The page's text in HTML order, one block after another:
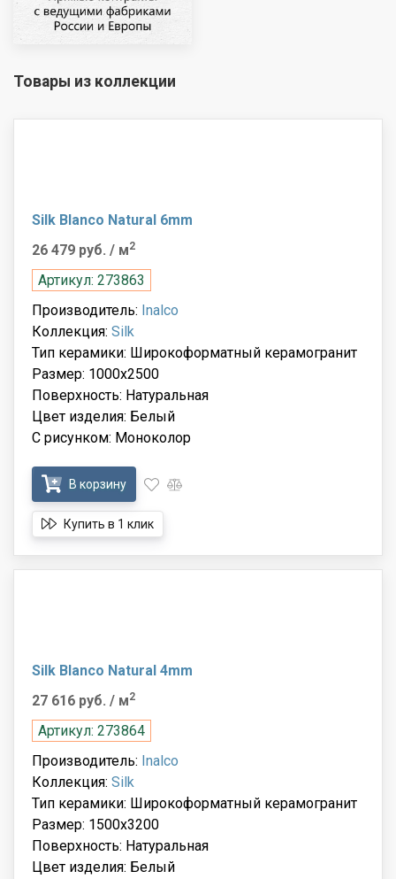
Товары из коллекции
Silk Blanco Natural 6mm
26 479 руб. / м2
Артикул: 273863
Производитель: Inalco
Коллекция: Silk
Тип керамики: Широкоформатный керамогранит
Размер: 1000x2500
Поверхность: Натуральная
Цвет изделия: Белый
С рисунком: Моноколор
В корзину
Купить в 1 клик
Silk Blanco Natural 4mm
27 616 руб. / м2
Артикул: 273864
Производитель: Inalco
Коллекция: Silk
Тип керамики: Широкоформатный керамогранит
Размер: 1500x3200
Поверхность: Натуральная
Цвет изделия: Белый